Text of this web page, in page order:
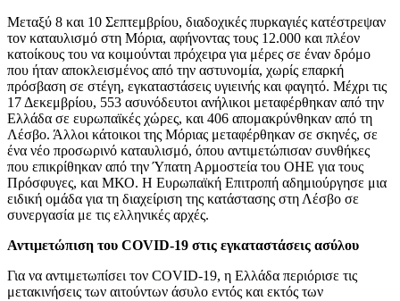
Μεταξύ 8 και 10 Σεπτεμβρίου, διαδοχικές πυρκαγιές κατέστρεψαν
τον καταυλισμό στη Μόρια, αφήνοντας τους 12.000 και πλέον
κατοίκους του να κοιμούνται πρόχειρα για μέρες σε έναν δρόμο
που ήταν αποκλεισμένος από την αστυνομία, χωρίς επαρκή
πρόσβαση σε στέγη, εγκαταστάσεις υγιεινής και φαγητό. Μέχρι τις
17 Δεκεμβρίου, 553 ασυνόδευτοι ανήλικοι μεταφέρθηκαν από την
Ελλάδα σε ευρωπαϊκές χώρες, και 406 απομακρύνθηκαν από τη
Λέσβο. Άλλοι κάτοικοι της Μόριας μεταφέρθηκαν σε σκηνές, σε
ένα νέο προσωρινό καταυλισμό, όπου αντιμετώπισαν συνθήκες
που επικρίθηκαν από την Ύπατη Αρμοστεία του ΟΗΕ για τους
Πρόσφυγες, και ΜΚΟ. Η Ευρωπαϊκή Επιτροπή αδημιούργησε μια
ειδική ομάδα για τη διαχείριση της κατάστασης στη Λέσβο σε
συνεργασία με τις ελληνικές αρχές.
Αντιμετώπιση του COVID-19 στις εγκαταστάσεις ασύλου
Για να αντιμετωπίσει τον COVID-19, η Ελλάδα περιόρισε τις
μετακινήσεις των αιτούντων άσυλο εντός και εκτός των